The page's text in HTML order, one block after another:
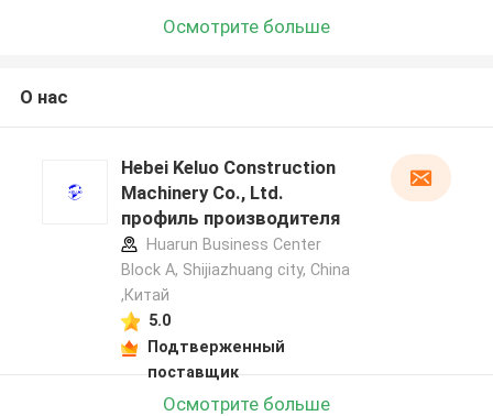
Осмотрите больше
О нас
Hebei Keluo Construction
Machinery Co., Ltd.
профиль производителя
Huarun Business Center
Block A, Shijiazhuang city, China
,Китай
5.0
Подтверженный
поставщик
Осмотрите больше